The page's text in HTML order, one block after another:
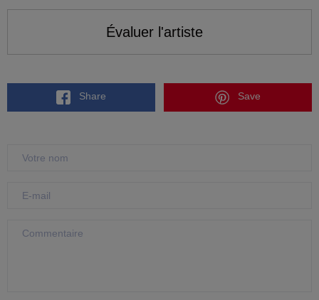
Évaluer l'artiste
Share Save